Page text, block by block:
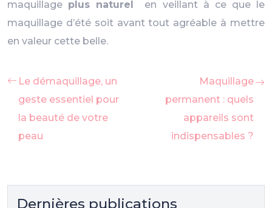
maquillage plus naturel en veillant à ce que le
maquillage d’été soit avant tout agréable à mettre
en valeur cette belle.
Le démaquillage, un
geste essentiel pour
la beauté de votre
peau
Maquillage
permanent : quels
appareils sont
indispensables ?
Dernières publications